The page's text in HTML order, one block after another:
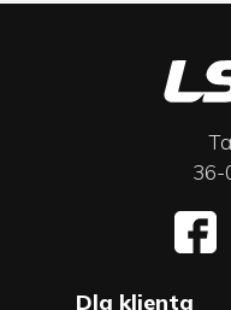
36-
Dla klienta